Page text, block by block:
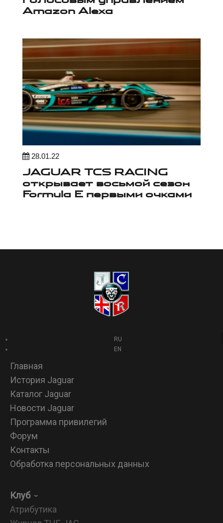
Amazon Alexa
28.01.22
JAGUAR TCS RACING
открывает восьмой сезон
Formula E первыми очками
RU
EN
Главная
История Jaguar
Каталог Jaguar
Новости Jaguar
Программа привилегий
Форум
Контакты
Обработка персональных данных
Клуб
Атрибутика